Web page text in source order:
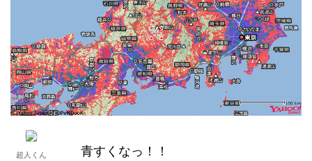
超人くん 青すくなっ！！